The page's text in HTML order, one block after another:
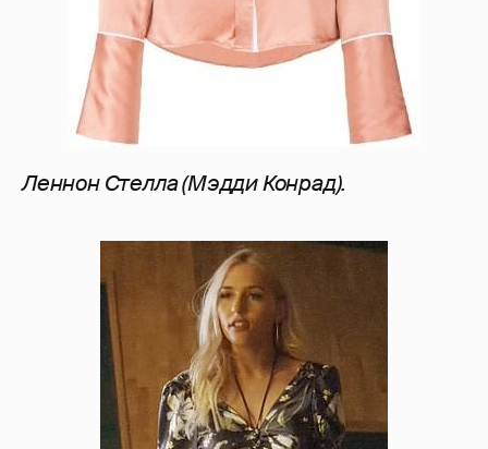
Леннон Стелла (Мэдди Конрад).